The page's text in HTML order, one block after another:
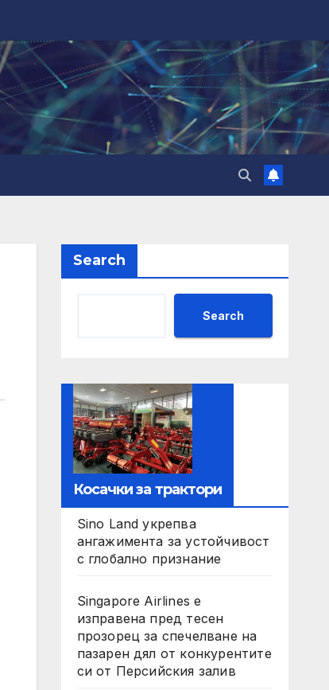
Search
Search
Косачки за трактори
Sino Land укрепва
ангажимента за устойчивост
с глобално признание
Singapore Airlines е
изправена пред тесен
прозорец за спечелване на
пазарен дял от конкурентите
си от Персийския залив